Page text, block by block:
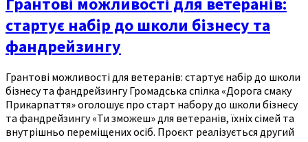
стартує набір до школи бізнесу та
фандрейзингу
Грантові можливості для ветеранів: стартує набір до школи
бізнесу та фандрейзингу Громадська спілка «Дорога смаку
Прикарпаття» оголошує про старт набору до школи бізнесу
та фандрейзингу «Ти зможеш» для ветеранів, їхніх сімей та
внутрішньо переміщених осіб. Проєкт реалізується другий